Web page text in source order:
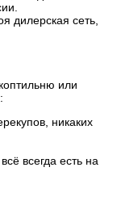
дилерская сеть,
или
никаких
всегда есть на